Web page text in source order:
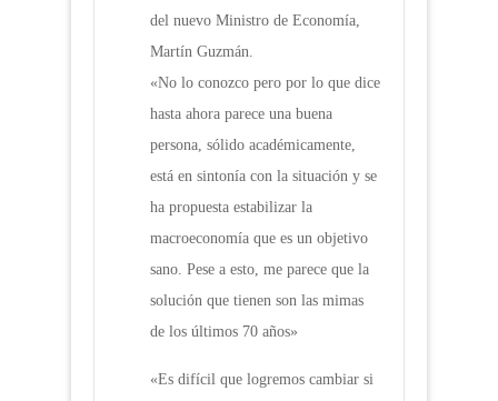
del nuevo Ministro de Economía,
Martín Guzmán.
«No lo conozco pero por lo que dice
hasta ahora parece una buena
persona, sólido académicamente,
está en sintonía con la situación y se
ha propuesta estabilizar la
macroeconomía que es un objetivo
sano. Pese a esto, me parece que la
solución que tienen son las mimas
de los últimos 70 años»
«Es difícil que logremos cambiar si